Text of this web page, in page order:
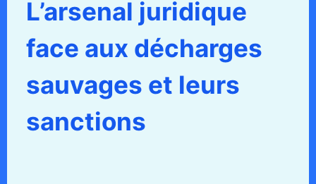
L’arsenal juridique
face aux décharges
sauvages et leurs
sanctions